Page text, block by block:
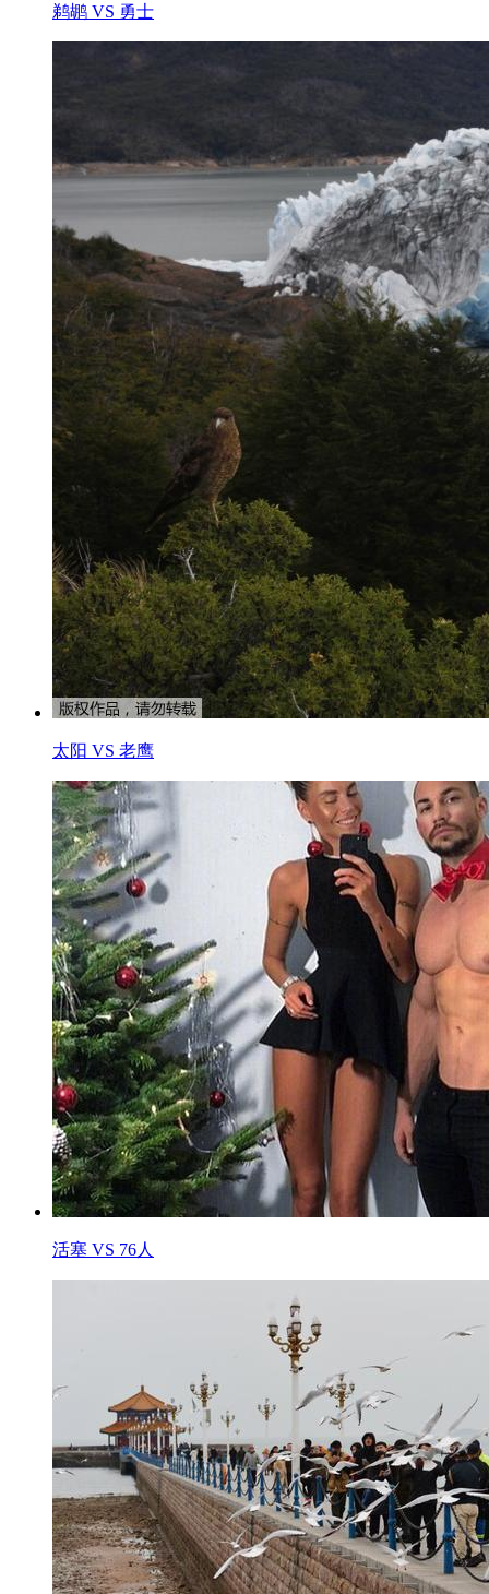
鹈鹕 VS 勇士
太阳 VS 老鹰
活塞 VS 76人